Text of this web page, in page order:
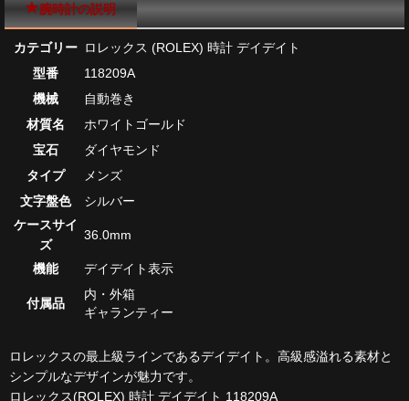
腕時計の説明
カテゴリー ロレックス (ROLEX) 時計 デイデイト
型番
118209A
機械
自動巻き
材質名
ホワイトゴールド
宝石
ダイヤモンド
タイプ
メンズ
文字盤色
シルバー
ケースサイ
ズ
36.0mm
機能 デイデイト表示
付属品
内・外箱
ギャランティー
ロレックスの最上級ラインであるデイデイト。高級感溢れる素材と
シンプルなデザインが魅力です。
ロレックス(ROLEX) 時計 デイデイト 118209A